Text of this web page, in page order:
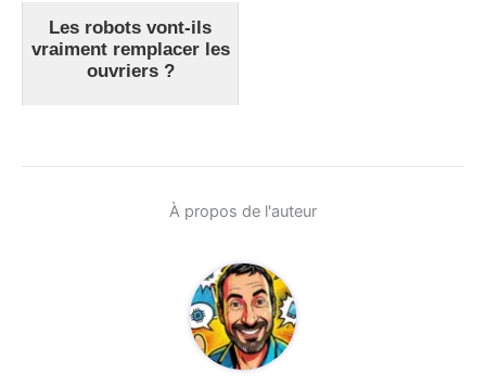
Les robots vont-ils
vraiment remplacer les
ouvriers ?
À propos de l'auteur